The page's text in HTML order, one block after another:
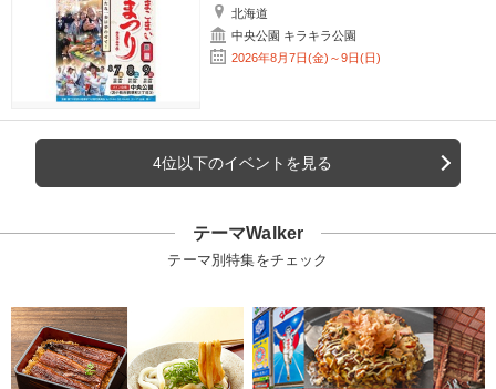
北海道
中央公園 キラキラ公園
2026年8月7日(金)～9日(日)
4位以下のイベントを見る
テーマWalker
テーマ別特集をチェック